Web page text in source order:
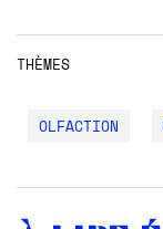
THÈMES
OLFACTION